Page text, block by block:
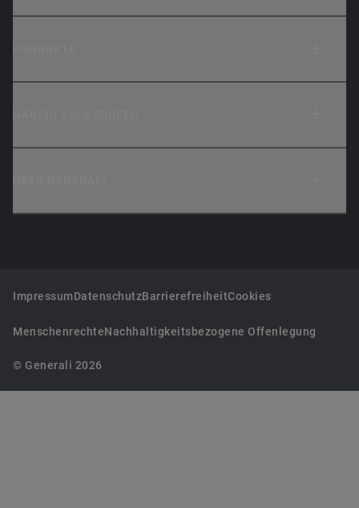
ImpressumDatenschutzBarrierefreiheitCookies
MenschenrechteNachhaltigkeitsbezogene Offenlegung
© Generali 2026